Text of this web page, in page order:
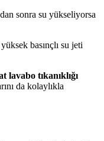
sonra su yükseliyorsa
basınçlı su jeti
lavabo tıkanıklığı
da kolaylıkla